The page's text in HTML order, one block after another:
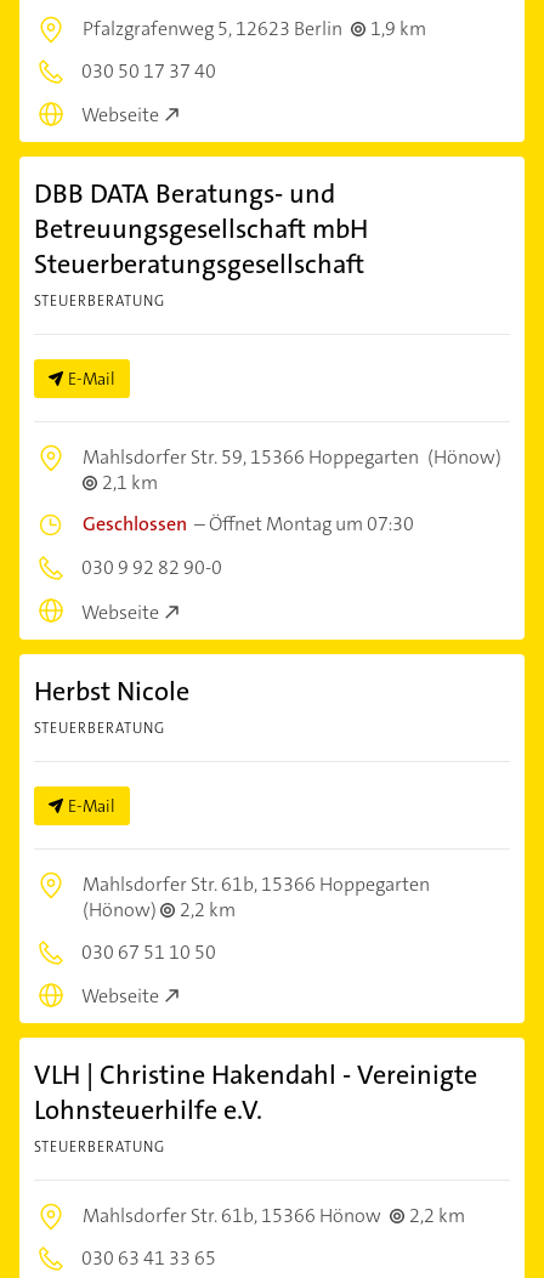
Pfalzgrafenweg 5,12623 Berlin
1,9 km
030 50 17 37 40
Webseite
DBB DATA Beratungs- und
Betreuungsgesellschaft mbH
Steuerberatungsgesellschaft
STEUERBERATUNG
E-Mail
Mahlsdorfer Str. 59,15366 Hoppegarten (Hönow)
2,1 km
Geschlossen –Öffnet Montag um 07:30
030 9 92 82 90-0
Webseite
Herbst Nicole
STEUERBERATUNG
E-Mail
Mahlsdorfer Str. 61b,15366 Hoppegarten
(Hönow)
2,2 km
030 67 51 10 50
Webseite
VLH | Christine Hakendahl - Vereinigte
Lohnsteuerhilfe e.V.
STEUERBERATUNG
Mahlsdorfer Str. 61b,15366 Hönow
2,2 km
030 63 41 33 65